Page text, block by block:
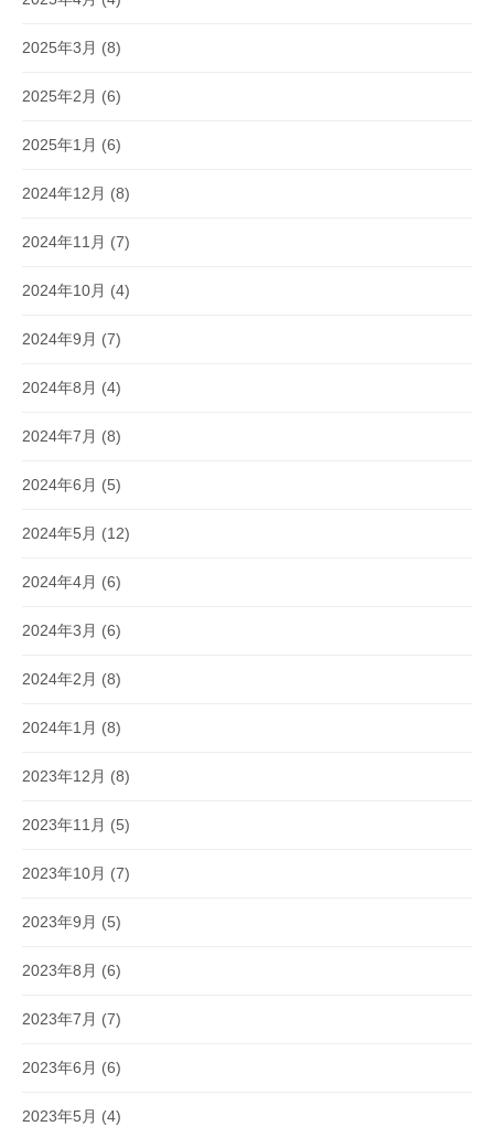
2025年3月 (8)
2025年2月 (6)
2025年1月 (6)
2024年12月 (8)
2024年11月 (7)
2024年10月 (4)
2024年9月 (7)
2024年8月 (4)
2024年7月 (8)
2024年6月 (5)
2024年5月 (12)
2024年4月 (6)
2024年3月 (6)
2024年2月 (8)
2024年1月 (8)
2023年12月 (8)
2023年11月 (5)
2023年10月 (7)
2023年9月 (5)
2023年8月 (6)
2023年7月 (7)
2023年6月 (6)
2023年5月 (4)